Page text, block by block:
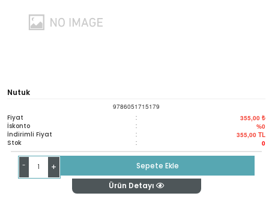
Nutuk
9786051715179
Fiyat : 355,00 ₺
İskonto : %0
İndirimli Fiyat : 355,00 TL
Stok : 0
- +
Sepete Ekle
Ürün Detayı